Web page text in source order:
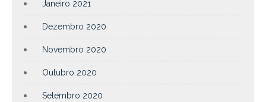
Janeiro 2021
Dezembro 2020
Novembro 2020
Outubro 2020
Setembro 2020